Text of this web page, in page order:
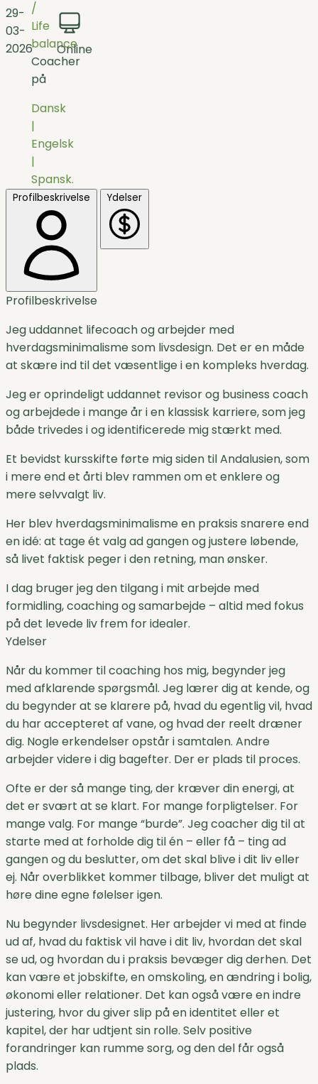
29-
03-
2026
/
Life
balance
Coacher
på
Dansk
|
Engelsk
|
Spansk.
Online
Profilbeskrivelse Ydelser
Profilbeskrivelse
Jeg uddannet lifecoach og arbejder med
hverdagsminimalisme som livsdesign. Det er en måde
at skære ind til det væsentlige i en kompleks hverdag.
Jeg er oprindeligt uddannet revisor og business coach
og arbejdede i mange år i en klassisk karriere, som jeg
både trivedes i og identificerede mig stærkt med.
Et bevidst kursskifte førte mig siden til Andalusien, som
i mere end et årti blev rammen om et enklere og
mere selvvalgt liv.
Her blev hverdagsminimalisme en praksis snarere end
en idé: at tage ét valg ad gangen og justere løbende,
så livet faktisk peger i den retning, man ønsker.
I dag bruger jeg den tilgang i mit arbejde med
formidling, coaching og samarbejde – altid med fokus
på det levede liv frem for idealer.
Ydelser
Når du kommer til coaching hos mig, begynder jeg
med afklarende spørgsmål. Jeg lærer dig at kende, og
du begynder at se klarere på, hvad du egentlig vil, hvad
du har accepteret af vane, og hvad der reelt dræner
dig. Nogle erkendelser opstår i samtalen. Andre
arbejder videre i dig bagefter. Der er plads til proces.
Ofte er der så mange ting, der kræver din energi, at
det er svært at se klart. For mange forpligtelser. For
mange valg. For mange “burde”. Jeg coacher dig til at
starte med at forholde dig til én – eller få – ting ad
gangen og du beslutter, om det skal blive i dit liv eller
ej. Når overblikket kommer tilbage, bliver det muligt at
høre dine egne følelser igen.
Nu begynder livsdesignet. Her arbejder vi med at finde
ud af, hvad du faktisk vil have i dit liv, hvordan det skal
se ud, og hvordan du i praksis bevæger dig derhen. Det
kan være et jobskifte, en omskoling, en ændring i bolig,
økonomi eller relationer. Det kan også være en indre
justering, hvor du giver slip på en identitet eller et
kapitel, der har udtjent sin rolle. Selv positive
forandringer kan rumme sorg, og den del får også
plads.